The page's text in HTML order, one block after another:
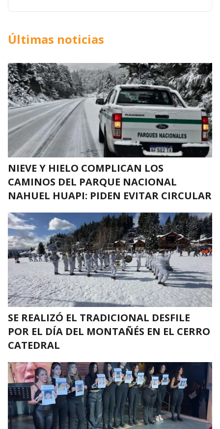
Últimas noticias
NIEVE Y HIELO COMPLICAN LOS
CAMINOS DEL PARQUE NACIONAL
NAHUEL HUAPI: PIDEN EVITAR CIRCULAR
SE REALIZÓ EL TRADICIONAL DESFILE
POR EL DÍA DEL MONTAÑÉS EN EL CERRO
CATEDRAL